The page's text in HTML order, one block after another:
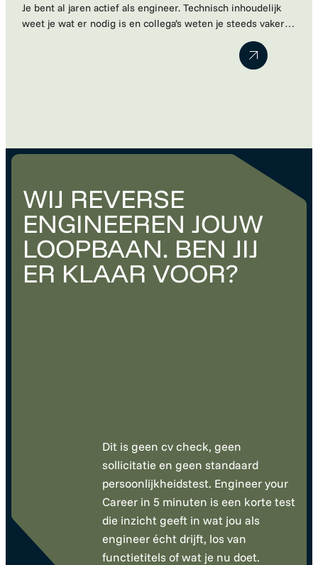
Je bent al jaren actief als engineer. Technisch inhoudelijk
weet je wat er nodig is en collega’s weten je steeds vaker
te vinden met vragen. Je denkt vooruit, bewaakt de kwaliteit
van het werk en neemt vanzelf verantwoordelijkheid.
Misschien merk je dat je huidige functie daar niet meer
WIJ REVERSE
ENGINEEREN JOUW
LOOPBAAN. BEN JIJ
ER KLAAR VOOR?
Dit is geen cv check, geen
sollicitatie en geen standaard
persoonlijkheidstest. Engineer your
Career in 5 minuten is een korte test
die inzicht geeft in wat jou als
engineer écht drijft, los van
functietitels of wat je nu doet.